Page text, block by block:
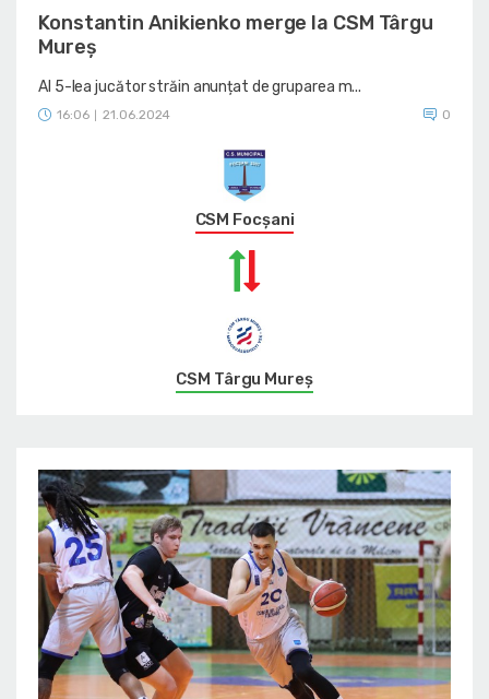
Konstantin Anikienko merge la CSM Târgu
Mureș
Al 5-lea jucător străin anunțat de gruparea m...
16:06 21.06.2024 0
CSM Focșani
CSM Târgu Mureș